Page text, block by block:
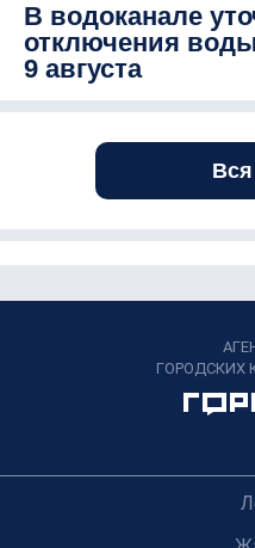
В водоканале
отключения
9 августа
ГОРОДСКИХ